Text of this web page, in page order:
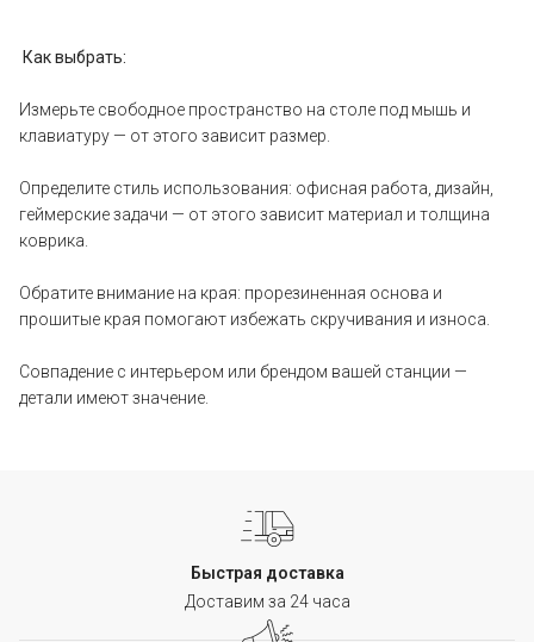
Как выбрать:
Измерьте свободное пространство на столе под мышь и
клавиатуру — от этого зависит размер.
Определите стиль использования: офисная работа, дизайн,
геймерские задачи — от этого зависит материал и толщина
коврика.
Обратите внимание на края: прорезиненная основа и
прошитые края помогают избежать скручивания и износа.
Совпадение с интерьером или брендом вашей станции —
детали имеют значение.
Быстрая доставка
Доставим за 24 часа